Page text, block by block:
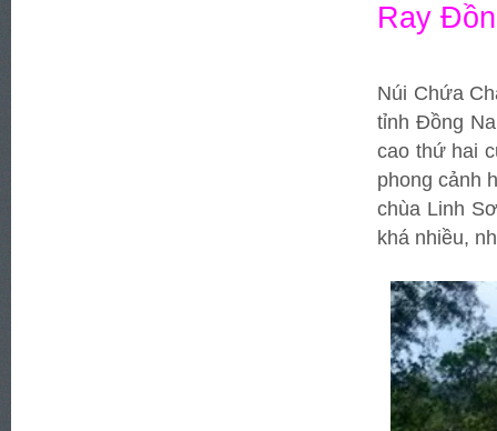
Ray
Núi Chứa
tỉnh Đồng
cao thứ hai
phong cảnh
chùa Linh
khá nhiều,